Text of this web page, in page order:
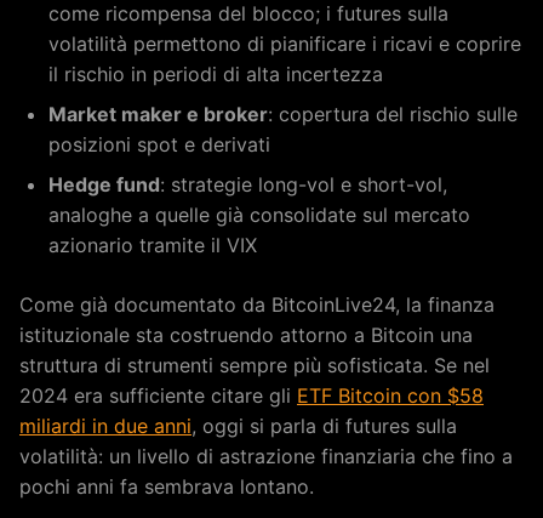
come ricompensa del blocco; i futures sulla
volatilità permettono di pianificare i ricavi e coprire
il rischio in periodi di alta incertezza
Market maker e broker: copertura del rischio sulle
posizioni spot e derivati
Hedge fund: strategie long-vol e short-vol,
analoghe a quelle già consolidate sul mercato
azionario tramite il VIX
Come già documentato da BitcoinLive24, la finanza
istituzionale sta costruendo attorno a Bitcoin una
struttura di strumenti sempre più sofisticata. Se nel
2024 era sufficiente citare gli ETF Bitcoin con $58
miliardi in due anni, oggi si parla di futures sulla
volatilità: un livello di astrazione finanziaria che fino a
pochi anni fa sembrava lontano.